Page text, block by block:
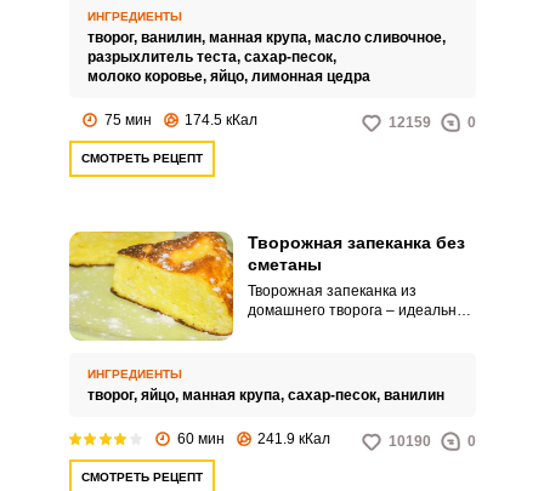
запеканки в хлебопечи займет
немного больше времени, чем
обычно, но в результате вы
получите настоящее
ИНГРЕДИЕНТЫ
творог, ванилин, манная крупа, масло сливочное,
разрыхлитель теста, сахар-песок,
молоко коровье, яйцо, лимонная цедра
75 мин 174.5 кКал 12159 0
СМОТРЕТЬ РЕЦЕПТ
Творожная запеканка без
сметаны
Творожная запеканка из
домашнего творога – идеальный
ингредиентов, немного времени
и стараний – и на вашем столе
блюдо, которое соберет за
ИНГРЕДИЕНТЫ
творог, яйцо, манная крупа, сахар-песок, ванилин
60 мин 241.9 кКал 10190 0
СМОТРЕТЬ РЕЦЕПТ